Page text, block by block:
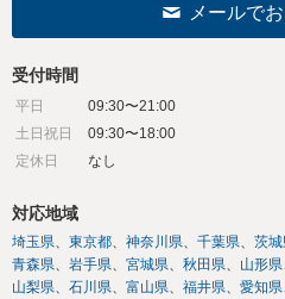
メールで
受付時間
平日
09:30〜21:00
土日祝日
09:30〜18:00
定休日
なし
対応地域
埼玉県 東京都 神奈川県 千葉県 茨
青森県
岩手県 宮城県 秋田県 山形県
山梨県
石川県 富山県 福井県 愛知県